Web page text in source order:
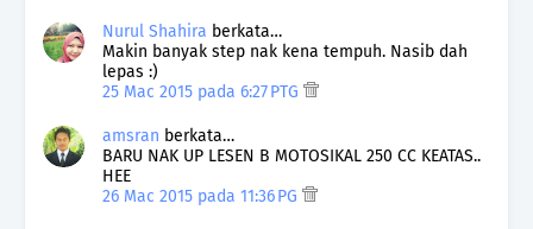
Nurul Shahira berkata…
Makin banyak step nak kena tempuh. Nasib dah
lepas :)
25 Mac 2015 pada 6:27 PTG
amsran berkata…
BARU NAK UP LESEN B MOTOSIKAL 250 CC KEATAS..
HEE
26 Mac 2015 pada 11:36 PG